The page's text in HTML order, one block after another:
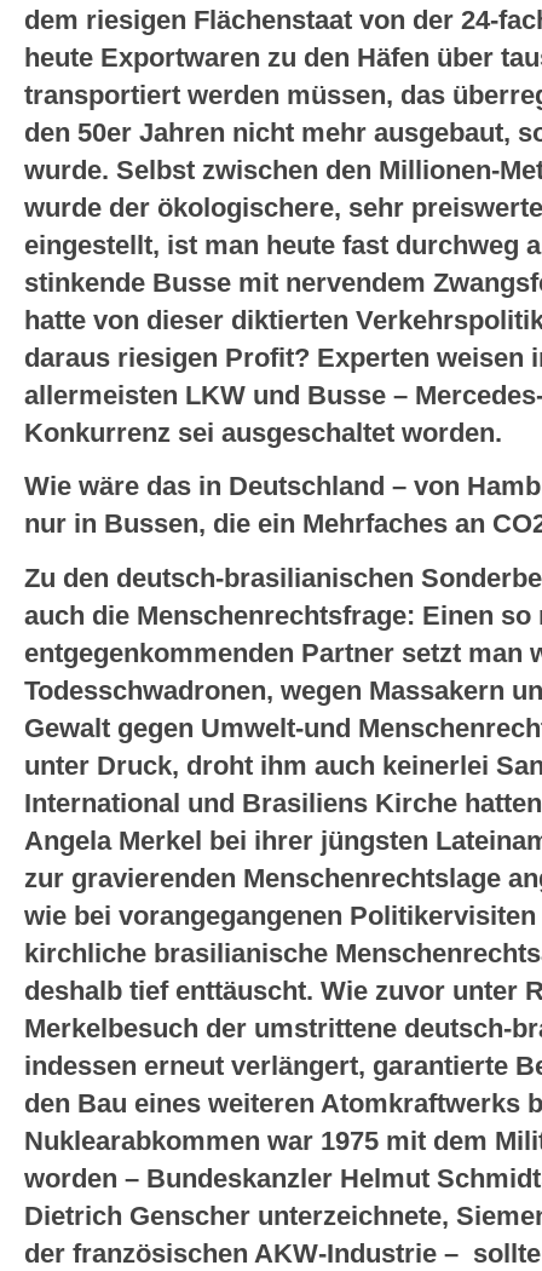
dem riesigen Flächenstaat von der 24-
heute Exportwaren zu den Häfen über
transportiert werden müssen, das
den 50er Jahren nicht mehr ausgebaut,
wurde. Selbst zwischen den Millionen-
wurde der ökologischere, sehr
eingestellt, ist man heute fast durchweg
stinkende Busse mit nervendem
hatte von dieser diktierten
daraus riesigen Profit? Experten weisen
allermeisten LKW und Busse –
Konkurrenz sei ausgeschaltet worden.
Wie wäre das in Deutschland – von
nur in Bussen, die ein Mehrfaches an
Zu den deutsch-brasilianischen
auch die Menschenrechtsfrage: Einen so
entgegenkommenden Partner setzt man
Todesschwadronen, wegen Massakern
Gewalt gegen Umwelt-und
unter Druck, droht ihm auch keinerlei
International und Brasiliens Kirche
Angela Merkel bei ihrer jüngsten
zur gravierenden Menschenrechtslage
wie bei vorangegangenen
kirchliche brasilianische
deshalb tief enttäuscht. Wie zuvor unter
Merkelbesuch der umstrittene deutsch-
indessen erneut verlängert, garantierte
den Bau eines weiteren Atomkraftwerks
Nuklearabkommen war 1975 mit dem
worden – Bundeskanzler Helmut
Dietrich Genscher unterzeichnete,
der französischen AKW-Industrie –